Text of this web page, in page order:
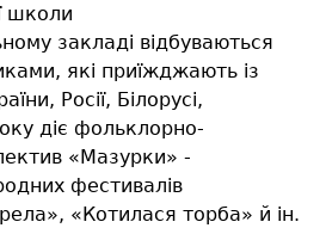
школи
закладі відбуваються
які приїжджають із
Росії, Білорусі,
діє фольклорно-
«Мазурки» -
фестивалів
«Котилася торба» й ін.